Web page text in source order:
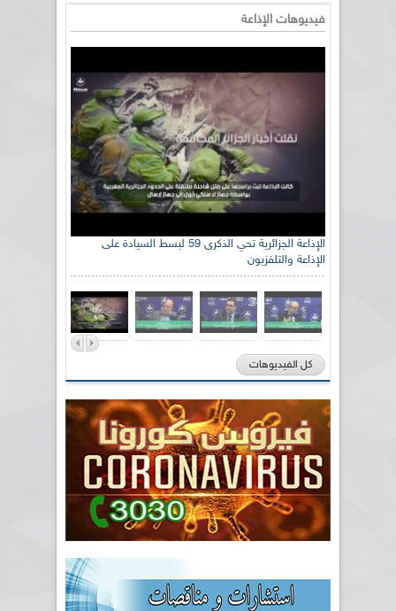
فيديوهات الإذاعة
الإذاعة الجزائرية تحي الذكرى 59 لبسط السيادة على
الإذاعة والتلفزيون
كل الفيديوهات